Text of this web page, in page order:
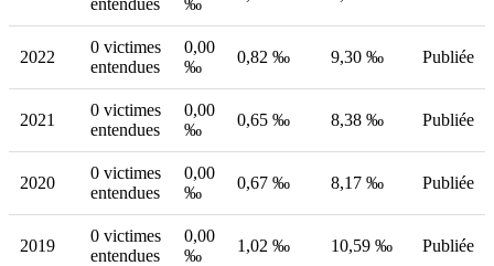
2022
0 victimes
entendues
0,00
‰
0,82 ‰ 9,30 ‰ Publiée
2021
0 victimes
entendues
0,00
‰
0,65 ‰ 8,38 ‰ Publiée
2020
0 victimes
entendues
0,00
‰
0,67 ‰ 8,17 ‰ Publiée
2019
0 victimes
entendues
0,00
‰
1,02 ‰ 10,59 ‰ Publiée